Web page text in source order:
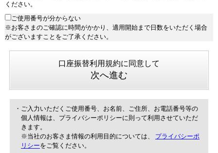
ください。
ご使用番号が分からない
※お客さまのご確認に時間がかかり、適用開始まで日数をいただく場合
がございますことをご了承ください。
口座振替利用規約に同意して
次へ進む
・ご入力いただくご使用番号、お名前、ご住所、お電話番号等の
個人情報は、プライバシーポリシーに則って利用させていただ
きます。
※当社のお客さま情報の利用目的については、 プライバシーポ
リシーをご覧ください。